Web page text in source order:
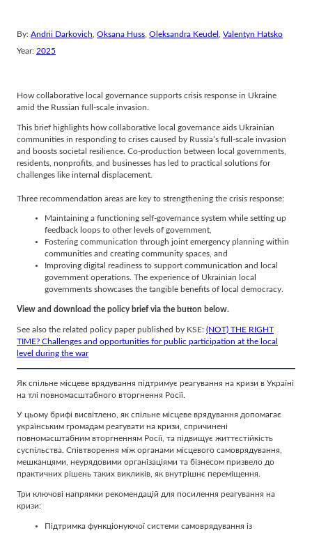
By: Andrii Darkovich, Oksana Huss, Oleksandra Keudel , Valentyn Hatsko
Year: 2025
How collaborative local governance supports crisis response in Ukraine
amid the Russian full-scale invasion.
This brief highlights how collaborative local governance aids Ukrainian
communities in responding to crises caused by Russia’s full-scale invasion
and boosts societal resilience. Co-production between local governments,
residents, nonprofits, and businesses has led to practical solutions for
challenges like internal displacement.
Three recommendation areas are key to strengthening the crisis response:
Maintaining a functioning self-governance system while setting up
feedback loops to other levels of government,
Fostering communication through joint emergency planning within
communities and creating community spaces, and
Improving digital readiness to support communication and local
government operations. The experience of Ukrainian local
governments showcases the tangible benefits of local democracy.
View and download the policy brief via the button below.
See also the related policy paper published by KSE: (NOT) THE RIGHT
TIME? Challenges and opportunities for public participation at the local
level during the war
Як спільне місцеве врядування підтримує реагування на кризи в Україні
на тлі повномасштабного вторгнення Росії.
У цьому брифі висвітлено, як спільне місцеве врядування допомагає
українським громадам реагувати на кризи, спричинені
повномасштабним вторгненням Росії, та підвищує життєстійкість
суспільства. Співтворення між органами місцевого самоврядування,
мешканцями, неурядовими організаціями та бізнесом призвело до
практичних рішень таких викликів, як внутрішнє переміщення.
Три ключові напрямки рекомендацій для посилення реагування на
кризи:
Підтримка функціонуючої системи самоврядування із